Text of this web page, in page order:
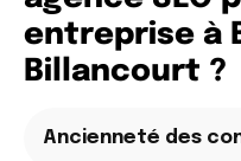
entreprise à
Billancourt ?
Ancienneté des